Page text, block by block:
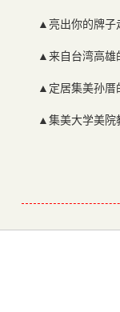
▲亮出你的牌子
▲来自台湾高雄
▲定居集美孙厝
▲集美大学美院